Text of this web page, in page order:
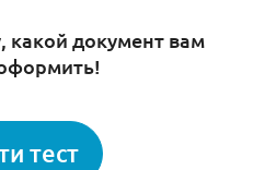
какой документ вам
тест